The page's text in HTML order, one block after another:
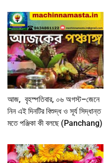
আজ, বৃহস্পতিবার, ০৬ অগস্ট–জেনে
নিন এই দিনটির বিশুদ্ধ ও সূর্য সিদ্ধান্ত
মতে পঞ্জিকা কী বলছে (Panchang)